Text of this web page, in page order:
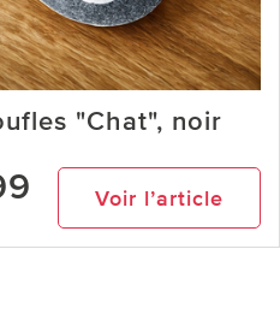
"Chat", noir
Voir l’article